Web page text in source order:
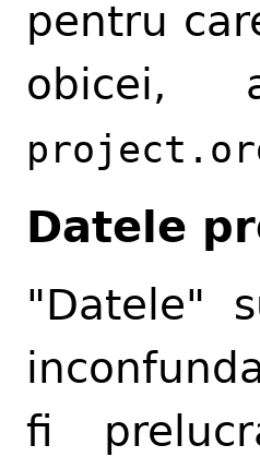
pentru
obicei,
Datele
"Datele"
fi